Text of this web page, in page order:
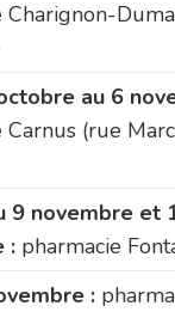
Charignon-
au 6
Carnus (rue
9 novembre et
: pharmacie
: